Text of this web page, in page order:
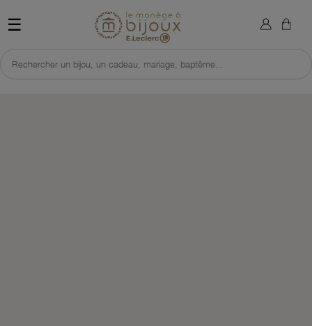
☰ Retour à l'accueil du site
Rechercher un bijou, un cadeau, mariage, baptême...
×